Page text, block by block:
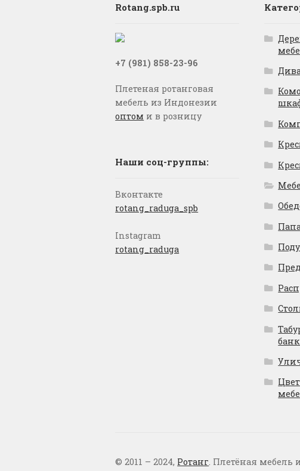
Rotang.spb.ru
+7 (981) 858-23-96
Плетеная ротанговая
мебель из Индонезии
оптом и в розницу
Наши соц-группы:
Вконтакте
rotang_raduga_spb
Instagram
rotang_raduga
© 2011 – 2024, Ротанг. Плетёная мебель